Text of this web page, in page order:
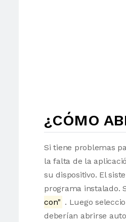
¿CÓMO
Si tiene problemas
la falta de la
su dispositivo. El
programa instalado.
con" . Luego
deberían abrirse